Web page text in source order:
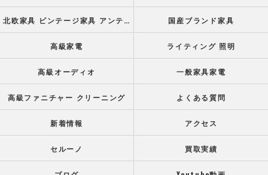
北欧家具 ビンテージ家具 アンティーク家具 国産ブランド家具
高級家電 ライティング 照明
高級オーディオ 一般家具家電
高級ファニチャー クリーニング よくある質問
新着情報 アクセス
セルーノ 買取実績